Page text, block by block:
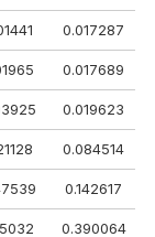
0.017287
0.017689
0.019623
0.084514
0.142617
0.390064